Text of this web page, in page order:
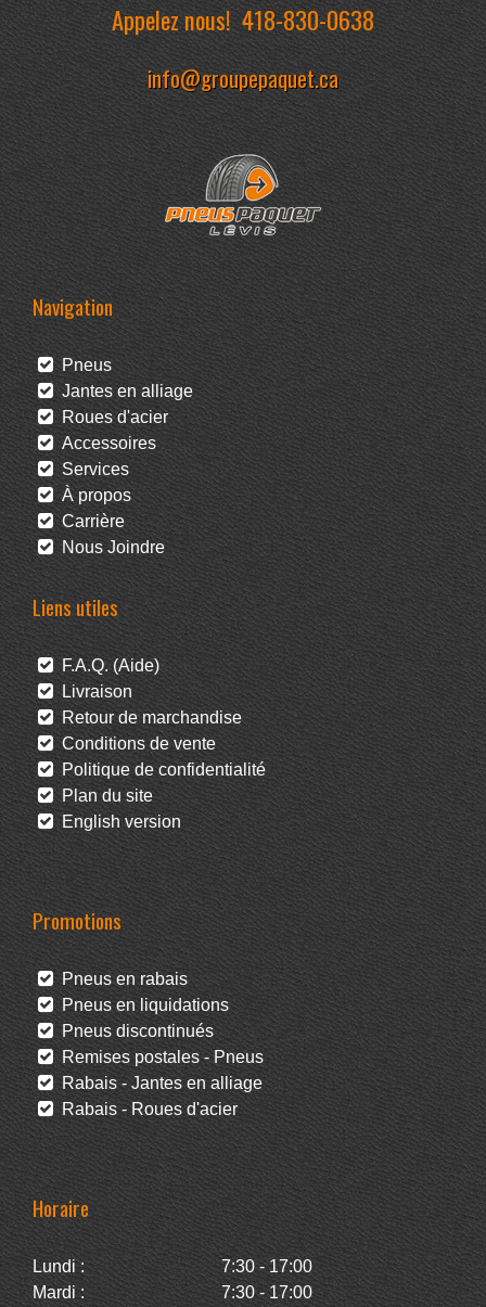
Appelez nous!418-830-0638
info@groupepaquet.ca
Navigation
Pneus
Jantes en alliage
Roues d'acier
Accessoires
Services
À propos
Carrière
Nous Joindre
Liens utiles
F.A.Q. (Aide)
Livraison
Retour de marchandise
Conditions de vente
Politique de confidentialité
Plan du site
English version
Promotions
Pneus en rabais
Pneus en liquidations
Pneus discontinués
Remises postales - Pneus
Rabais - Jantes en alliage
Rabais - Roues d'acier
Horaire
Lundi :
7:30 - 17:00
Mardi :
7:30 - 17:00